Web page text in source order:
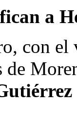
a
con
de